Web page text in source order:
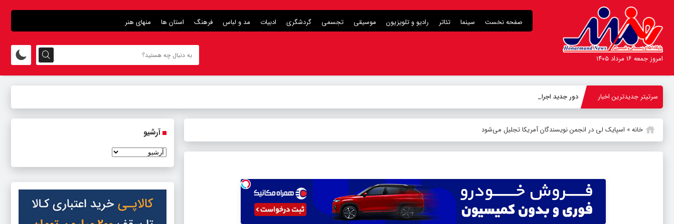
صفحه نخست سینما تئاتر رادیو و تلویزیون موسیقی تجسمی گردشگری ادبیات مد و لباس فرهنگ استان ها منهای هنر
امروز جمعه ۱۶ مرداد ۱۴۰۵
سرتیتر جدیدترین اخبار دور جدید اجراهای نمایش کمدی
خانه» اسپایک لی در انجمن نویسندگان آمریکا تجلیل می‌شود آرشیو